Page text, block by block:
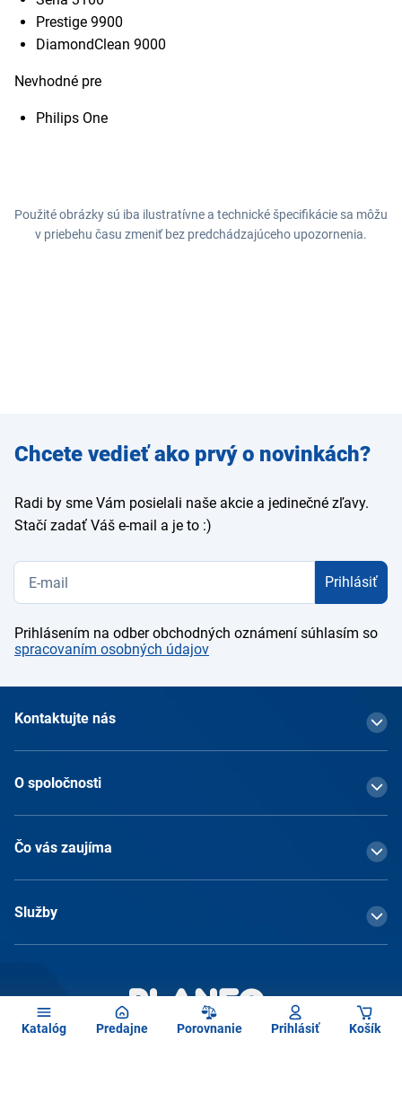
Katalóg Predajne Porovnanie Prihlásiť Košík
Prestige 9900
DiamondClean 9000
Nevhodné pre
Philips One
Použité obrázky sú iba ilustratívne a technické špecifikácie sa môžu
v priebehu času zmeniť bez predchádzajúceho upozornenia.
Zadajte
e-mail
Chcete vedieť ako prvý o novinkách?
Radi by sme Vám posielali naše akcie a jedinečné zľavy.
Stačí zadať Váš e-mail a je to :)
Prihlásiť
Prihlásením na odber obchodných oznámení súhlasím so
spracovaním osobných údajov
Kontaktujte nás
O spoločnosti
Čo vás zaujíma
Služby